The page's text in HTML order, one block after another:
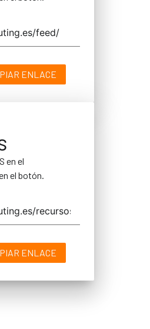
ENLACE
en el
el botón.
ENLACE